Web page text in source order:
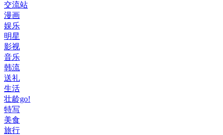
交流站
漫画
娱乐
明星
影视
音乐
韩流
送礼
生活
壮龄go!
特写
美食
旅行